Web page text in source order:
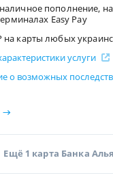
пополнение,
Easy Pay
на карты любых
услуги
о возможных
Ещё 1 карта Банка